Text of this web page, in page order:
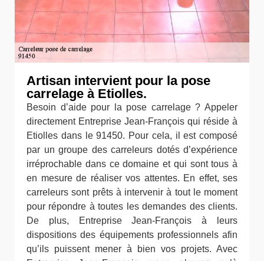
Artisan intervient pour la pose
carrelage à Etiolles.
Besoin d’aide pour la pose carrelage ? Appeler
directement Entreprise Jean-François qui réside à
Etiolles dans le 91450. Pour cela, il est composé
par un groupe des carreleurs dotés d’expérience
irréprochable dans ce domaine et qui sont tous à
en mesure de réaliser vos attentes. En effet, ses
carreleurs sont prêts à intervenir à tout le moment
pour répondre à toutes les demandes des clients.
De plus, Entreprise Jean-François à leurs
dispositions des équipements professionnels afin
qu’ils puissent mener à bien vos projets. Avec